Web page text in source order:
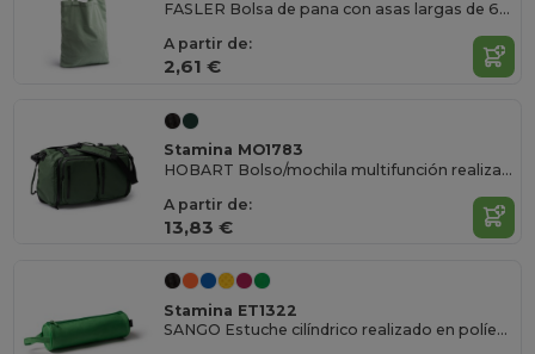
FASLER Bolsa de pana con asas largas de 60 cm
A partir de:
2,61 €
Stamina MO1783
HOBART Bolso/mochila multifunción realizado en PU Leather con poliéster 600D Ripstop
A partir de:
13,83 €
Stamina ET1322
SANGO Estuche cilíndrico realizado en políester reciclado RPET 600D en colores lisos y cremallera a juego